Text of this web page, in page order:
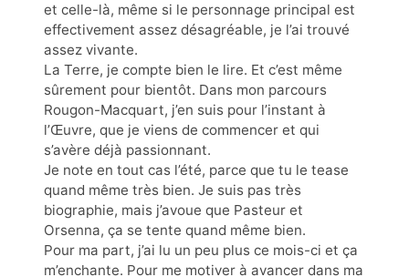
et celle-là, même si le personnage principal est
effectivement assez désagréable, je l’ai trouvé
assez vivante.
La Terre, je compte bien le lire. Et c’est même
sûrement pour bientôt. Dans mon parcours
Rougon-Macquart, j’en suis pour l’instant à
l’Œuvre, que je viens de commencer et qui
s’avère déjà passionnant.
Je note en tout cas l’été, parce que tu le tease
quand même très bien. Je suis pas très
biographie, mais j’avoue que Pasteur et
Orsenna, ça se tente quand même bien.
Pour ma part, j’ai lu un peu plus ce mois-ci et ça
m’enchante. Pour me motiver à avancer dans ma